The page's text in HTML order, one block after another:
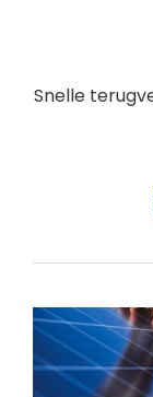
Snelle